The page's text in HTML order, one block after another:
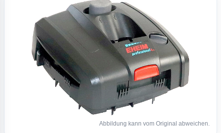
Abbildung kann vom Original abweichen.